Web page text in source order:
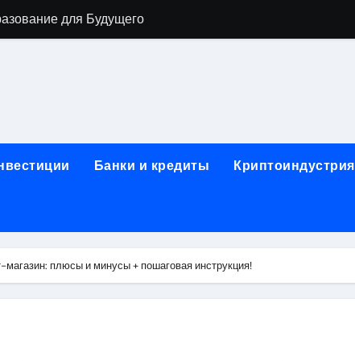
для Будущего
в Москву и обратно по привлекательным ценам
Всё, что нужно знать
в компании ИНКОМ-Недвижимость
Продаж?
Банки и кредиты Криптоиндустрия
магазин: плюсы и минусы + пошаговая инструкция!